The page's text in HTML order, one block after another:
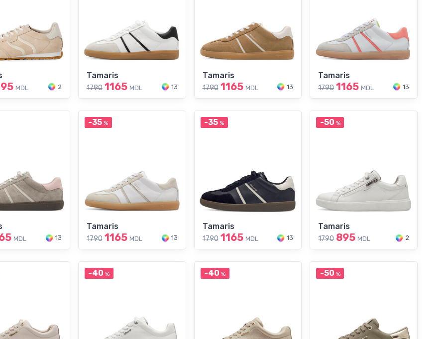
MDL 2
Tamaris
1790 1165 MDL 13
Tamaris
1790 1165 MDL 13
Tamaris
1790 1165 MDL 13
MDL 13
-35 %
Tamaris
1790 1165 MDL 13
-35 %
Tamaris
1790 1165 MDL 13
-50 %
Tamaris
1790 895 MDL 2
-40 % -40 % -50 %